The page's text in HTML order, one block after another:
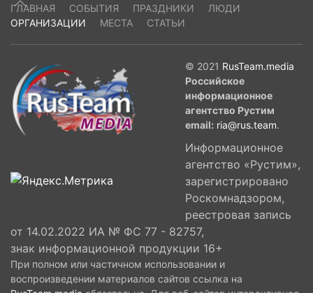
ГЛАВНАЯ СОБЫТИЯ ПРАЗДНИКИ
ЛЮДИ
ОРГАНИЗАЦИИ
МЕСТА СТАТЬИ
© 2021 RusTeam.media
Российское
информационное
агентство Рустим
email: ria@rus.team.
Информационное
агентство «Рустим»,
зарегистрировано
Роскомнадзором,
реестровая запись
от 14.02.2022 ИА № ФС 77 - 82757,
знак информационной продукции 16+
При полном или частичном использовании и
воспроизведении материалов сайтов ссылка на